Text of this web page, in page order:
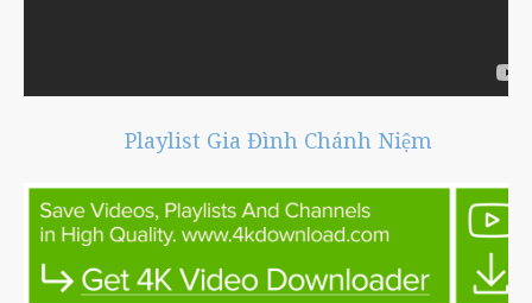
Playlist Gia Đình Chánh Niệm